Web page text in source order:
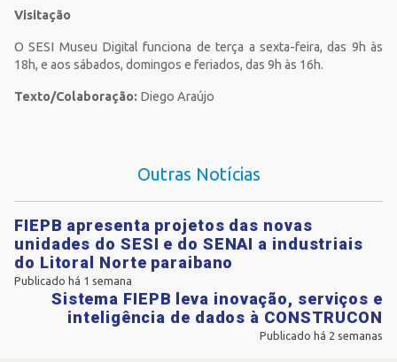
Visitação
O SESI Museu Digital funciona de terça a sexta-feira, das 9h às
18h, e aos sábados, domingos e feriados, das 9h às 16h.
Texto/Colaboração: Diego Araújo
Outras Notícias
FIEPB apresenta projetos das novas
unidades do SESI e do SENAI a industriais
do Litoral Norte paraibano
Publicado há 1 semana
Sistema FIEPB leva inovação, serviços e
inteligência de dados à CONSTRUCON
Publicado há 2 semanas